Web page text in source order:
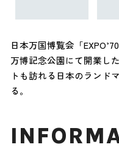
日本万国博覧会「
万博記念公園にて開業し
トも訪れる日本のランド
る。